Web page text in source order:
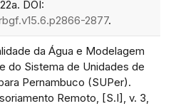
DOI:
2877.
da Água e Modelagem
do Sistema de Unidades de
Pernambuco (SUPer).
Remoto, [S.I], v. 3,